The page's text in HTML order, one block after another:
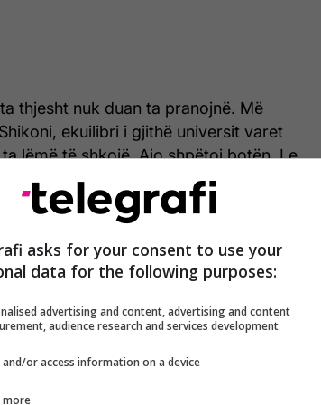
thjesht nuk duan ta pranojnë. Më
ekuilibri i gjithë universit varet
lëmë të shkojë. Ajo shpëtoi botën. Le
tha Johansson.
asks for your consent to use your
data for the following purposes:
advertising and content, advertising and content
audience research and services development
or access information on a device
more